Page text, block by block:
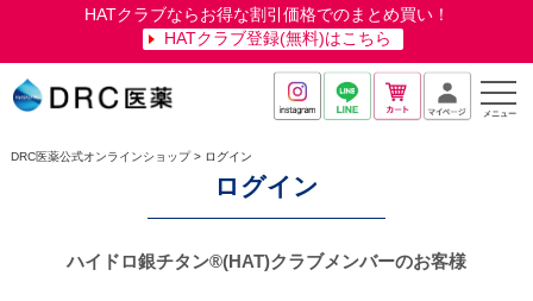
HATクラブならお得な割引価格でのまとめ買い！
HATクラブ登録(無料)はこちら
メニュー
DRC医薬公式オンラインショップ ログイン
ログイン
ハイドロ銀チタン®(HAT)クラブメンバーのお客様